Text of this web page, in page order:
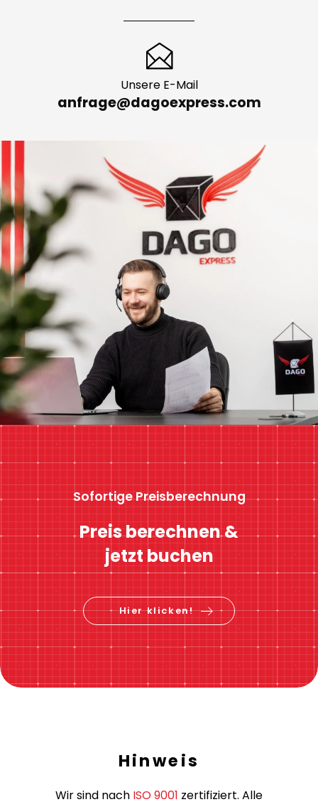
Unsere E-Mail
anfrage@dagoexpress.com
Sofortige Preisberechnung
Preis berechnen &
jetzt buchen
Hier klicken!
Hinweis
Wir sind nach ISO 9001 zertifiziert. Alle